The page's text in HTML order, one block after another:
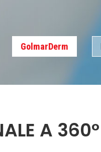
GolmarDerm
A 360°